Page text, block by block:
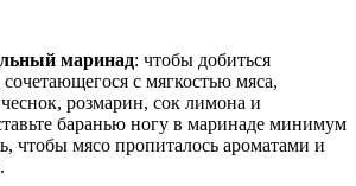
маринад: чтобы добиться
с мягкостью мяса,
розмарин, сок лимона и
баранью ногу в маринаде минимум
чтобы мясо пропиталось ароматами и